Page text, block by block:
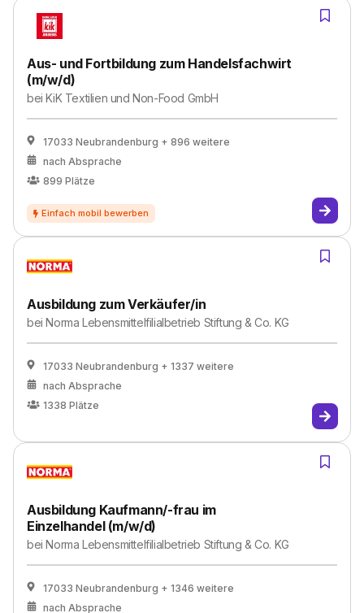
Aus- und Fortbildung zum Handelsfachwirt
(m/w/d)
beiKiK Textilien und Non-Food GmbH
17033 Neubrandenburg + 896 weitere
nach Absprache
899 Plätze
Ausbildung zum Verkäufer/in
beiNorma Lebensmittelfilialbetrieb Stiftung & Co. KG
17033 Neubrandenburg + 1337 weitere
nach Absprache
1338 Plätze
Ausbildung Kaufmann/-frau im
Einzelhandel (m/w/d)
beiNorma Lebensmittelfilialbetrieb Stiftung & Co. KG
17033 Neubrandenburg + 1346 weitere
nach Absprache